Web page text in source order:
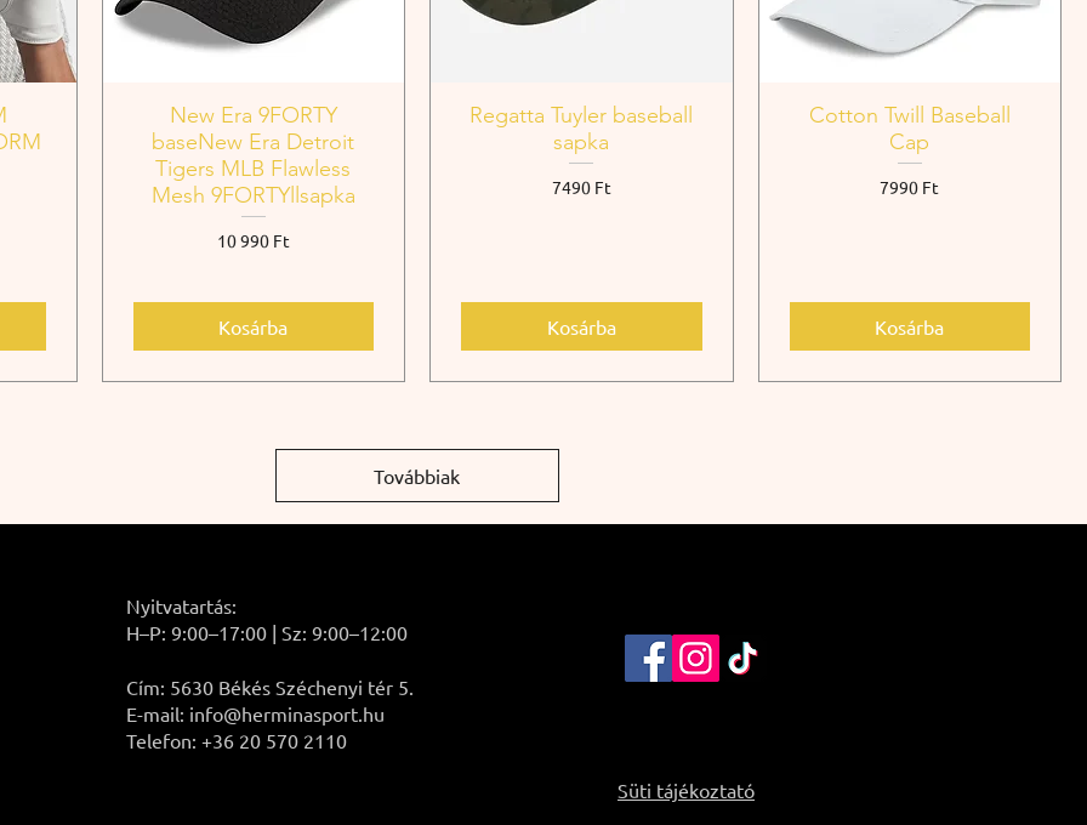
New Era 9FORTY
baseNew Era Detroit
Tigers MLB Flawless
Mesh 9FORTYllsapka
Ár
10 990 Ft
Kosárba
Regatta Tuyler baseball
sapka
Ár
7490 Ft
Kosárba
Cotton Twill Baseball
Cap
Ár
7990 Ft
Kosárba
Továbbiak
Nyitvatartás:
H–P: 9:00–17:00 | Sz: 9:00–12:00
Cím: 5630 Békés Széchenyi tér 5.
E-mail: info@herminasport.hu
Telefon: +36 20 570 2110
Süti tájékoztató